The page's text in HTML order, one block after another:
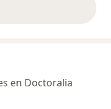
anteriores
en Doctoralia